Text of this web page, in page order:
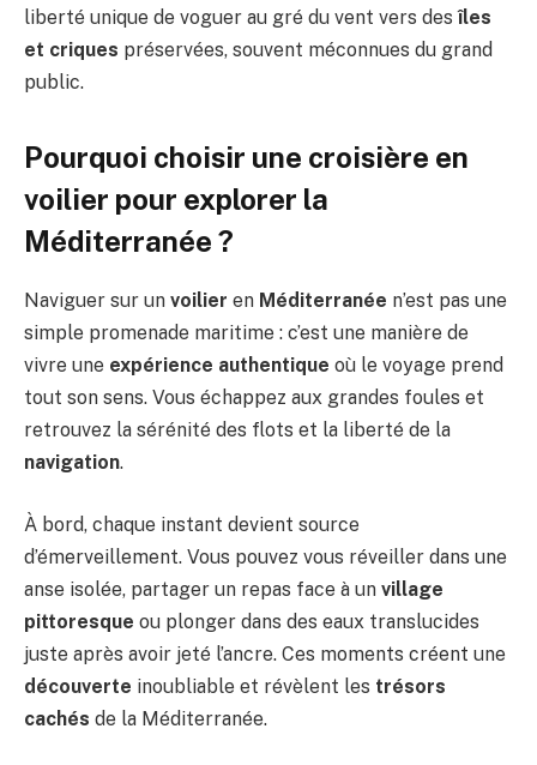
liberté unique de voguer au gré du vent vers desîles
et criques préservées, souvent méconnues du grand
public.
Pourquoi choisir une croisière en
voilier pour explorer la
Méditerranée ?
Naviguer sur un voilier en Méditerranée n’est pas une
simple promenade maritime : c’est une manière de
vivre une expérience authentique où le voyage prend
tout son sens. Vous échappez aux grandes foules et
retrouvez la sérénité des flots et la liberté de la
navigation.
À bord, chaque instant devient source
d’émerveillement. Vous pouvez vous réveiller dans une
anse isolée, partager un repas face à un village
pittoresque ou plonger dans des eaux translucides
juste après avoir jeté l’ancre. Ces moments créent une
découverte inoubliable et révèlent les trésors
cachés de la Méditerranée.